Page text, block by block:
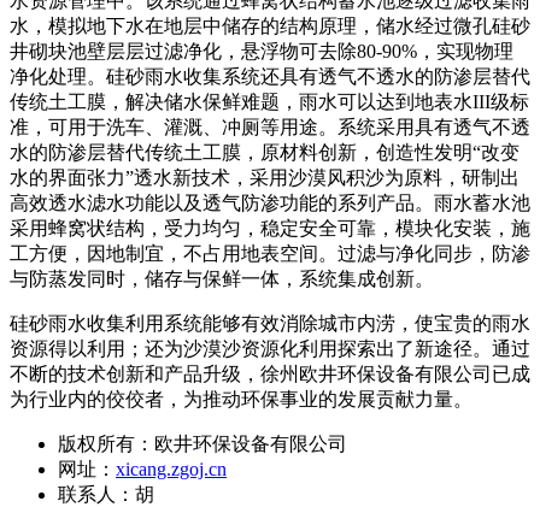
水，模拟地下水在地层中储存的结构原理，储水经过微孔硅砂
井砌块池壁层层过滤净化，悬浮物可去除80-90%，实现物理
净化处理。硅砂雨水收集系统还具有透气不透水的防渗层替代
传统土工膜，解决储水保鲜难题，雨水可以达到地表水III级标
准，可用于洗车、灌溉、冲厕等用途。系统采用具有透气不透
水的防渗层替代传统土工膜，原材料创新，创造性发明“改变
水的界面张力”透水新技术，采用沙漠风积沙为原料，研制出
高效透水滤水功能以及透气防渗功能的系列产品。雨水蓄水池
采用蜂窝状结构，受力均匀，稳定安全可靠，模块化安装，施
工方便，因地制宜，不占用地表空间。过滤与净化同步，防渗
与防蒸发同时，储存与保鲜一体，系统集成创新。
硅砂雨水收集利用系统能够有效消除城市内涝，使宝贵的雨水
资源得以利用；还为沙漠沙资源化利用探索出了新途径。通过
不断的技术创新和产品升级，徐州欧井环保设备有限公司已成
为行业内的佼佼者，为推动环保事业的发展贡献力量。
版权所有：欧井环保设备有限公司
网址： xicang.zgoj.cn
联系人：胡